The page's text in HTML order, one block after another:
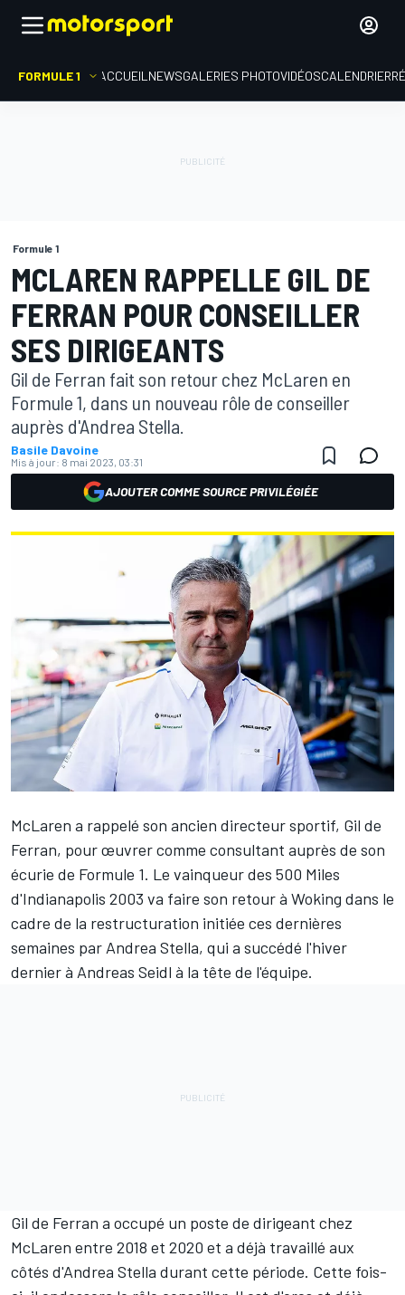
FORMULE 1 ACCUEIL NEWSGALERIES PHOTOVIDÉOSCALENDRIER
Formule 1
MCLAREN RAPPELLE GIL DE
FERRAN POUR CONSEILLER
SES DIRIGEANTS
Gil de Ferran fait son retour chez McLaren en
Formule 1, dans un nouveau rôle de conseiller
auprès d'Andrea Stella.
Basile Davoine
Mis à jour: 8 mai 2023, 03:31
AJOUTER COMME SOURCE PRIVILÉGIÉE
McLaren a rappelé son ancien directeur sportif, Gil de
Ferran, pour œuvrer comme consultant auprès de son
écurie de Formule 1. Le vainqueur des 500 Miles
d'Indianapolis 2003 va faire son retour à Woking dans le
cadre de la restructuration initiée ces dernières
semaines par Andrea Stella, qui a succédé l'hiver
dernier à Andreas Seidl à la tête de l'équipe.
Gil de Ferran a occupé un poste de dirigeant chez
McLaren entre 2018 et 2020 et a déjà travaillé aux
côtés d'Andrea Stella durant cette période. Cette fois-